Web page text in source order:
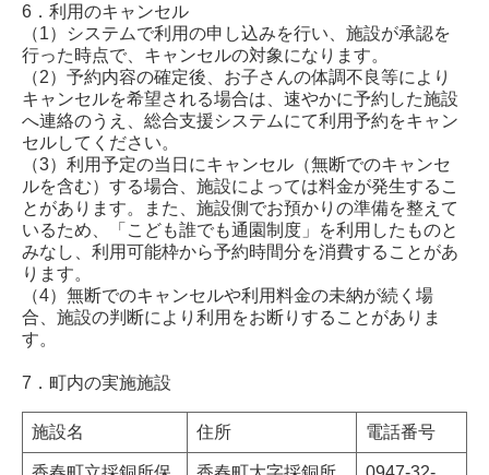
6．利用のキャンセル
（1）システムで利用の申し込みを行い、施設が承認を
行った時点で、キャンセルの対象になります。
（2）予約内容の確定後、お子さんの体調不良等により
キャンセルを希望される場合は、速やかに予約した施設
へ連絡のうえ、総合支援システムにて利用予約をキャン
セルしてください。
（3）利用予定の当日にキャンセル（無断でのキャンセ
ルを含む）する場合、施設によっては料金が発生するこ
とがあります。また、施設側でお預かりの準備を整えて
いるため、「こども誰でも通園制度」を利用したものと
みなし、利用可能枠から予約時間分を消費することがあ
ります。
（4）無断でのキャンセルや利用料金の未納が続く場
合、施設の判断により利用をお断りすることがありま
す。
7．町内の実施施設
施設名 住所 電話番号